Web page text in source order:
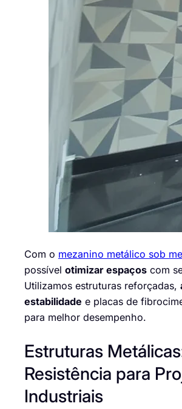
Com o mezanino metálico sob
possível otimizar espaços com
Utilizamos estruturas reforçadas,
estabilidade e placas de
para melhor desempenho.
Estruturas
Resistência para
Industriais